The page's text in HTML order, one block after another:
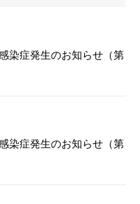
染症発生のお知らせ（第
染症発生のお知らせ（第